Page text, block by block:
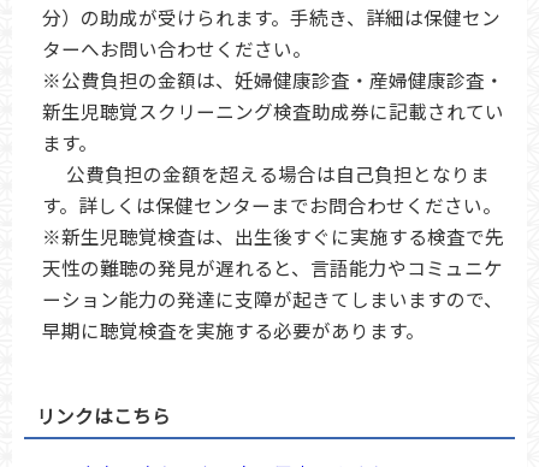
分）の助成が受けられます。手続き、詳細は保健セン
ターへお問い合わせください。
※公費負担の金額は、妊婦健康診査・産婦健康診査・
新生児聴覚スクリーニング検査助成券に記載されてい
ます。
公費負担の金額を超える場合は自己負担となりま
す。詳しくは保健センターまでお問合わせください。
※新生児聴覚検査は、出生後すぐに実施する検査で先
天性の難聴の発見が遅れると、言語能力やコミュニケ
ーション能力の発達に支障が起きてしまいますので、
早期に聴覚検査を実施する必要があります。
リンクはこちら